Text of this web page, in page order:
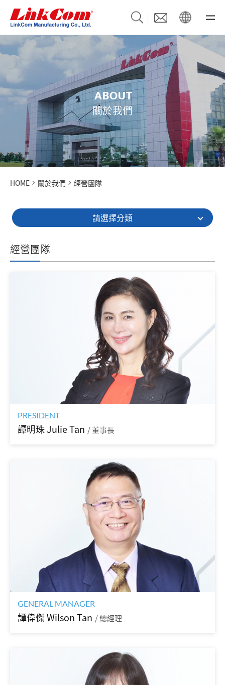
ABOUT
關於我們
HOME 關於我們 經營團隊
請選擇分類
經營團隊
PRESIDENT
譚明珠 Julie Tan / 董事長
GENERAL MANAGER
譚偉傑 Wilson Tan / 總經理